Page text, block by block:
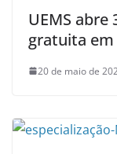
UEMS abre
gratuita em
20 de maio de